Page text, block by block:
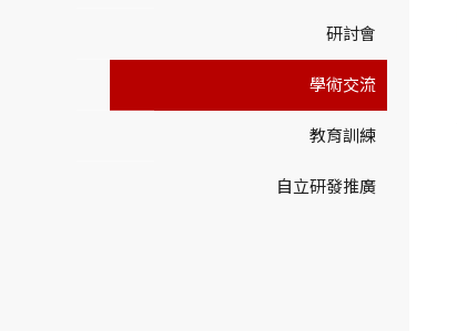
研討會
學術交流
教育訓練
自立研發推廣